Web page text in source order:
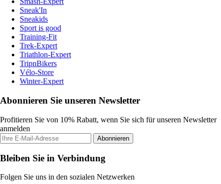
Sneak'In
Sneakids
Sport is good
Training-Fit
Trek-Expert
Triathlon-Expert
TripnBikers
Vélo-Store
Winter-Expert
Abonnieren Sie unseren Newsletter
Profitieren Sie von 10% Rabatt, wenn Sie sich für unseren Newsletter
anmelden
Abonnieren
Bleiben Sie in Verbindung
Folgen Sie uns in den sozialen Netzwerken